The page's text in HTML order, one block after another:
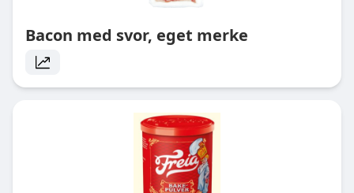
Bacon med svor, eget merke